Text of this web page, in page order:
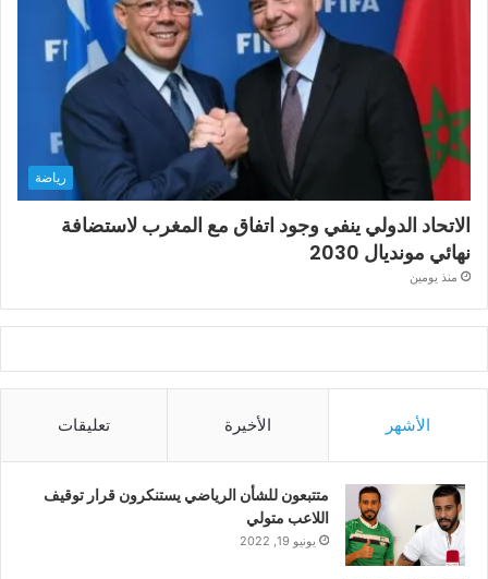
رياضة
الاتحاد الدولي ينفي وجود اتفاق مع المغرب لاستضافة
نهائي مونديال 2030
منذ يومين
الأشهر الأخيرة تعليقات
متتبعون للشأن الرياضي يستنكرون قرار توقيف
اللاعب متولي
يونيو 19, 2022